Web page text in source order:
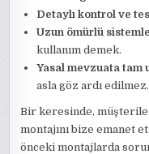
Detaylı kontrol ve
Uzun ömürlü
kullanım demek.
Yasal mevzuata tam
asla göz ardı edilmez.
Bir keresinde,
montajını bize emanet
önceki montajlarda